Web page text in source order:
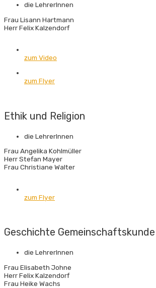
die LehrerInnen
Frau Lisann Hartmann
Herr Felix Kalzendorf
zum Video
zum Flyer
Ethik und Religion
die LehrerInnen
Frau Angelika Kohlmüller
Herr Stefan Mayer
Frau Christiane Walter
zum Flyer
Geschichte Gemein­schafts­kunde
die LehrerInnen
Frau Elisabeth Johne
Herr Felix Kalzendorf
Frau Heike Wachs